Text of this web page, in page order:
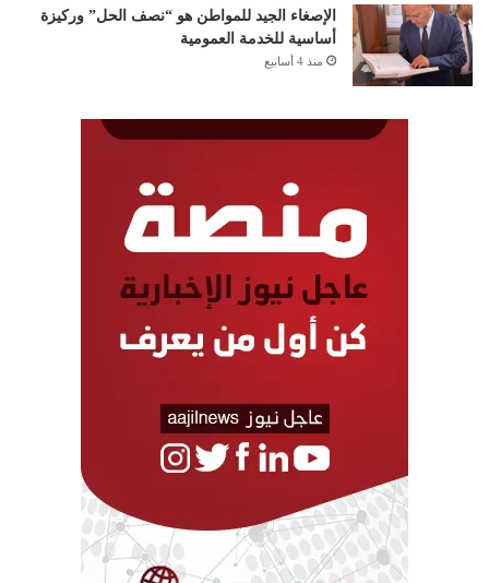
الإصغاء الجيد للمواطن هو “نصف الحل” وركيزة
أساسية للخدمة العمومية
منذ 4 أسابيع